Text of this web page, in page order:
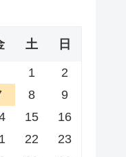
土 日
1
2
8
9
15
16
22
23